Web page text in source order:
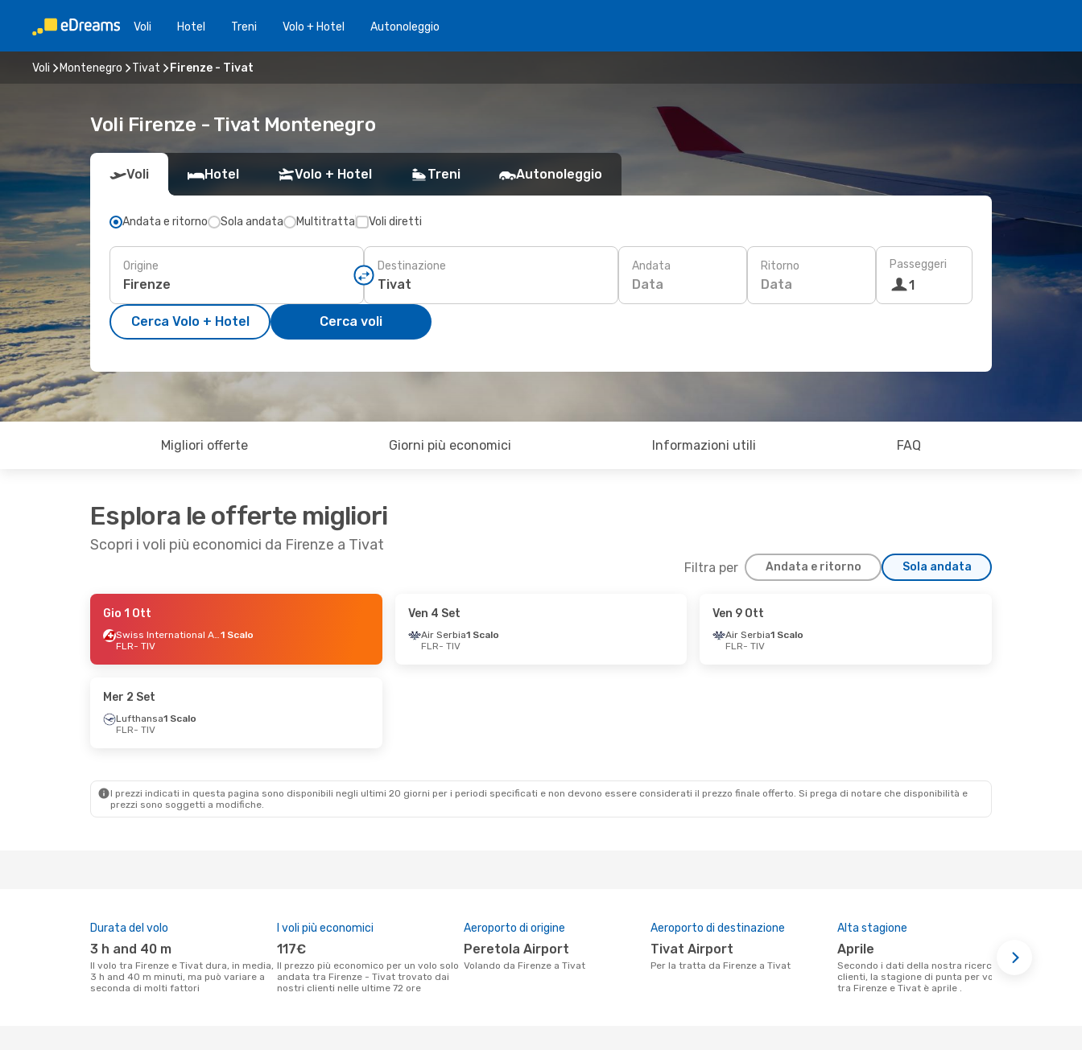
Voli Hotel Treni Volo + Hotel Autonoleggio
Voli Montenegro Tivat Firenze - Tivat
Voli Firenze - Tivat Montenegro
Voli Hotel Volo + Hotel Treni Autonoleggio
Andata e ritorno Sola andata Multitratta Voli diretti
Origine Destinazione Andata
Data
Ritorno
Data
Passeggeri
1
Cerca Volo + Hotel Cerca voli
Migliori offerte Giorni più economici Informazioni utili FAQ
Esplora le offerte migliori
Scopri i voli più economici da Firenze a Tivat
Filtra per Andata e ritorno Sola andata
- Lun 5 Ott
Swiss International Air Lines
1 Scalo
Gio 1 Ott
Swiss International Air Lines1 Scalo
FLR- TIV
Ven 4 Set
Air Serbia1 Scalo
FLR- TIV
Ven 9 Ott
Air Serbia1 Scalo
FLR- TIV
Mer 2 Set
Lufthansa1 Scalo
FLR- TIV
I prezzi indicati in questa pagina sono disponibili negli ultimi 20 giorni per i periodi specificati e non devono essere considerati il ​​prezzo finale offerto. Si prega di notare che disponibilità e
prezzi sono soggetti a modifiche.
Durata del volo
3 h and 40 m
Il volo tra Firenze e Tivat dura, in media,
3 h and 40 m minuti, ma può variare a
seconda di molti fattori
I voli più economici
117€
Il prezzo più economico per un volo solo
andata tra Firenze - Tivat trovato dai
nostri clienti nelle ultime 72 ore
Aeroporto di origine
Peretola Airport
Volando da Firenze a Tivat
Aeroporto di destinazione
Tivat Airport
Per la tratta da Firenze a Tivat
Alta stagione
aprile
Secondo i dati della nostra ricerca
clienti, la stagione di punta per volare
tra Firenze e Tivat è aprile .